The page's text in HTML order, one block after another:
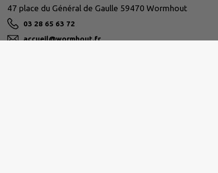
47 place du Général de Gaulle 59470 Wormhout
03 28 65 63 72
accueil@wormhout.fr